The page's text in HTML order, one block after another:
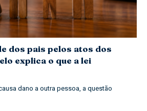
dos pais pelos atos dos
explica o que a lei
dano a outra pessoa, a questão